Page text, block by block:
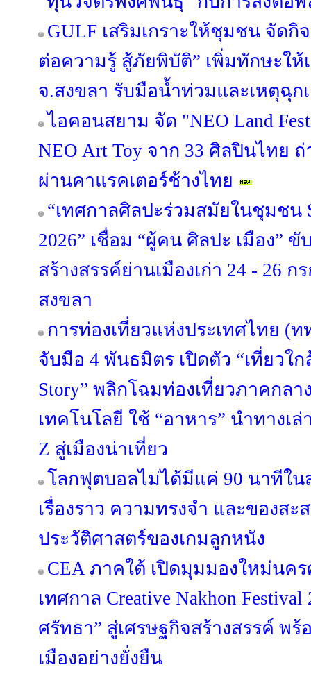
GULF เสริมเกราะให้ชุมชน จัดกิ
ต่อความรู้ สู้ภัยพิบัติ” เพิ่มทักษะให้
จ.สงขลา รับมือน้ำท่วมและเหตุฉุก
ไอคอนสยาม จัด "NEO Land
NEO Art Toy จาก 33 ศิลปินไทย
ผ่านคาแรคเตอร์ช้างไทย
“เทศกาลศิลปะร่วมสมัยในชุมชน
2026” เชื่อม “ผู้คน ศิลปะ เมือง” ขั
สร้างสรรค์ย่านเมืองเก่า 24 - 26
สงขลา
การท่องเที่ยวแห่งประเทศไทย (
จับมือ 4 พันธมิตร เปิดตัว “เที่ยวใก
Story” พลิกโฉมท่องเที่ยวภาคกลา
เทคโนโลยี ใช้ “อาหาร” นำทางเล่
Z สู่เมืองน่าเที่ยว
โลกฟุตบอลไม่ได้มีแค่ 90 นาทีใน
เรื่องราว ความทรงจำ และของสะ
ประวัติศาสตร์ของเกมลูกหนัง
CEA ภาคใต้ เปิดมุมมองใหม่นค
เทศกาล Creative Nakhon
ศรัทธา” สู่เศรษฐกิจสร้างสรรค์ พ
เมืองอย่างยั่งยืน